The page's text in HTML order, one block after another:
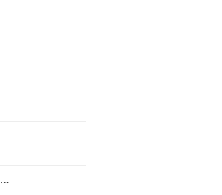
无畏契约：源能行动